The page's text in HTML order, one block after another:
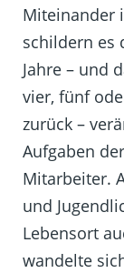
Miteinander
schildern es
Jahre – und
vier, fünf
zurück –
Aufgaben
Mitarbeiter.
und
Lebensort
wandelte